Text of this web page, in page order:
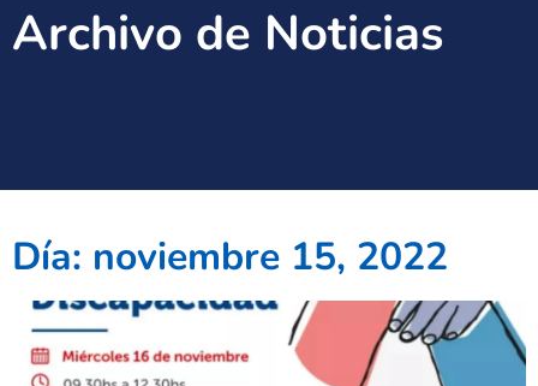
Archivo de Noticias
Día: noviembre 15, 2022